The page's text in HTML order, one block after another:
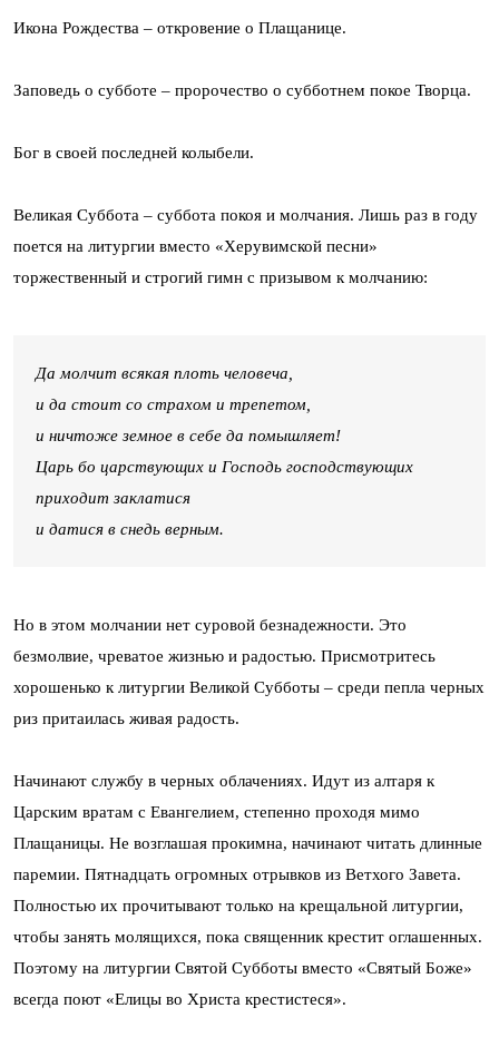
Икона Рождества – откровение о Плащанице.
Заповедь о субботе – пророчество о субботнем покое Творца.
Бог в своей последней колыбели.
Великая Суббота – суббота покоя и молчания. Лишь раз в году
поется на литургии вместо «Херувимской песни»
торжественный и строгий гимн с призывом к молчанию:
Да молчит всякая плоть человеча,
и да стоит со страхом и трепетом,
и ничтоже земное в себе да помышляет!
Царь бо царствующих и Господь господствующих
приходит заклатися
и датися в снедь верным.
Но в этом молчании нет суровой безнадежности. Это
безмолвие, чреватое жизнью и радостью. Присмотритесь
хорошенько к литургии Великой Субботы – среди пепла черных
риз притаилась живая радость.
Начинают службу в черных облачениях. Идут из алтаря к
Царским вратам с Евангелием, степенно проходя мимо
Плащаницы. Не возглашая прокимна, начинают читать длинные
паремии. Пятнадцать огромных отрывков из Ветхого Завета.
Полностью их прочитывают только на крещальной литургии,
чтобы занять молящихся, пока священник крестит оглашенных.
Поэтому на литургии Святой Субботы вместо «Святый Боже»
всегда поют «Елицы во Христа крестистеся».